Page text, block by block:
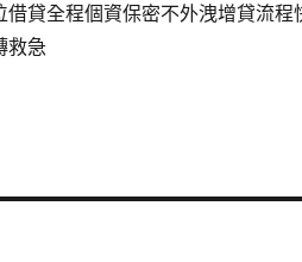
借貸全程個資保密不外洩增貸流程
救急